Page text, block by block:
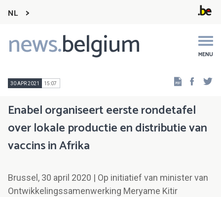
NL
news.belgium MENU
Main
navigation
30 APR 2021 15:07
Enabel organiseert eerste rondetafel
over lokale productie en distributie van
vaccins in Afrika
Brussel, 30 april 2020 | Op initiatief van minister van
Ontwikkelingssamenwerking Meryame Kitir